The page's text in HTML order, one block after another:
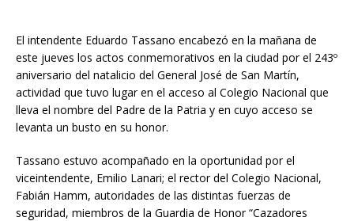
El intendente Eduardo Tassano encabezó en la mañana de
este jueves los actos conmemorativos en la ciudad por el 243º
aniversario del natalicio del General José de San Martín,
actividad que tuvo lugar en el acceso al Colegio Nacional que
lleva el nombre del Padre de la Patria y en cuyo acceso se
levanta un busto en su honor.
Tassano estuvo acompañado en la oportunidad por el
viceintendente, Emilio Lanari; el rector del Colegio Nacional,
Fabián Hamm, autoridades de las distintas fuerzas de
seguridad, miembros de la Guardia de Honor “Cazadores